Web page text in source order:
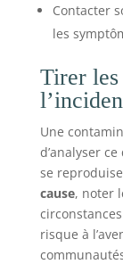
Contacter
les
Tirer les
Une
d’analyser
se
cause, noter
risque à